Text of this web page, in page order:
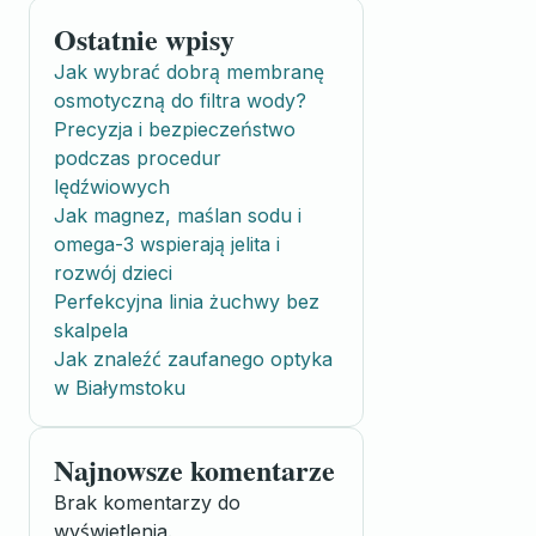
Ostatnie wpisy
Jak wybrać dobrą membranę
osmotyczną do filtra wody?
Precyzja i bezpieczeństwo
podczas procedur
lędźwiowych
Jak magnez, maślan sodu i
omega-3 wspierają jelita i
rozwój dzieci
Perfekcyjna linia żuchwy bez
skalpela
Jak znaleźć zaufanego optyka
w Białymstoku
Najnowsze komentarze
Brak komentarzy do
wyświetlenia.